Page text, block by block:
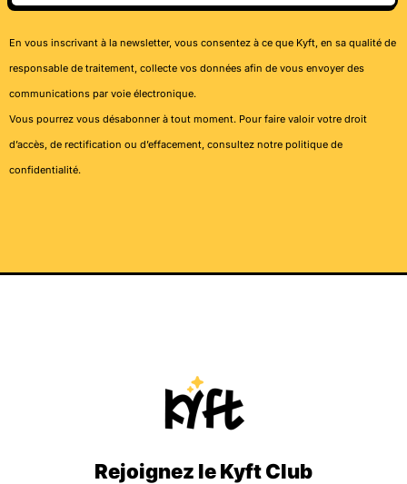
En vous inscrivant à la newsletter, vous consentez à ce que Kyft, en sa qualité de
responsable de traitement, collecte vos données afin de vous envoyer des
communications par voie électronique.
Vous pourrez vous désabonner à tout moment. Pour faire valoir votre droit
d’accès, de rectification ou d’effacement, consultez notre politique de
confidentialité.
Rejoignez le Kyft Club